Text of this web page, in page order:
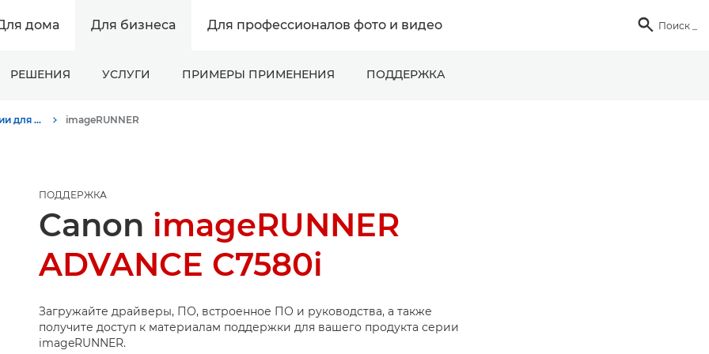
дома Для бизнеса Для профессионалов фото и видео  Поиск
РЕШЕНИЯ УСЛУГИ ПРИМЕРЫ ПРИМЕНЕНИЯ ПОДДЕРЖКА
Поддержка продукции для бизнеса imageRUNNER
ПОДДЕРЖКА
Canon imageRUNNER
ADVANCE C7580i
Загружайте драйверы, ПО, встроенное ПО и руководства, а также
получите доступ к материалам поддержки для вашего продукта серии
imageRUNNER.